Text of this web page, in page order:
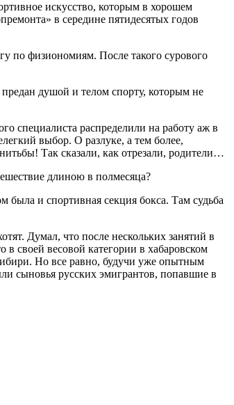
искусство, которым в хорошем
в середине пятидесятых годов
по физиономиям. После такого сурового
душой и телом спорту, которым не
специалиста распределили на работу аж в
выбор. О разлуке, а тем более,
Так сказали, как отрезали, родители…
длиною в полмесяца?
была и спортивная секция бокса. Там судьба
Думал, что после нескольких занятий в
в своей весовой категории в хабаровском
Но все равно, будучи уже опытным
сыновья русских эмигрантов, попавшие в